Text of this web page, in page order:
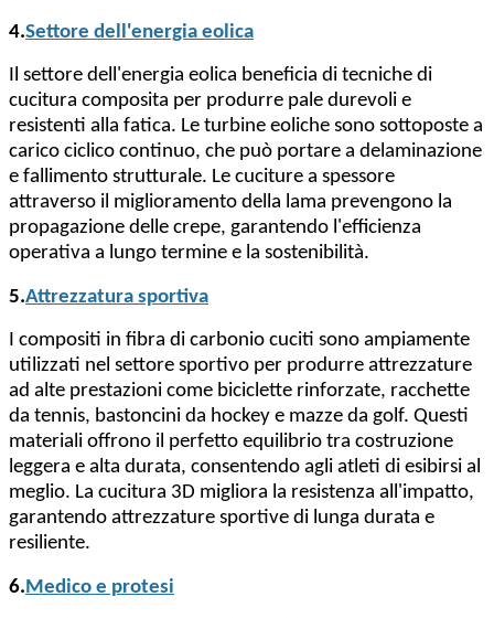
4.Settore dell'energia eolica
Il settore dell'energia eolica beneficia di tecniche di
cucitura composita per produrre pale durevoli e
resistenti alla fatica. Le turbine eoliche sono sottoposte a
carico ciclico continuo, che può portare a delaminazione
e fallimento strutturale. Le cuciture a spessore
attraverso il miglioramento della lama prevengono la
propagazione delle crepe, garantendo l'efficienza
operativa a lungo termine e la sostenibilità.
5.Attrezzatura sportiva
I compositi in fibra di carbonio cuciti sono ampiamente
utilizzati nel settore sportivo per produrre attrezzature
ad alte prestazioni come biciclette rinforzate, racchette
da tennis, bastoncini da hockey e mazze da golf. Questi
materiali offrono il perfetto equilibrio tra costruzione
leggera e alta durata, consentendo agli atleti di esibirsi al
meglio. La cucitura 3D migliora la resistenza all'impatto,
garantendo attrezzature sportive di lunga durata e
resiliente.
6.Medico e protesi